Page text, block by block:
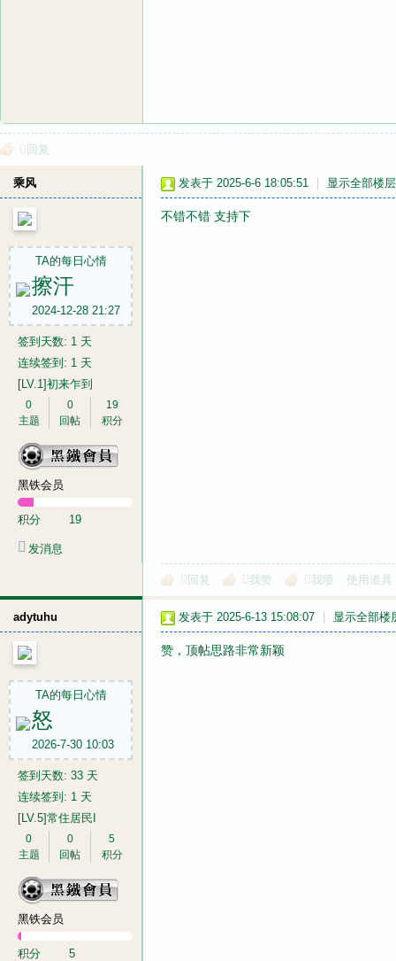
回复
乘风
TA的每日心情
擦汗
2024-12-28 21:27
签到天数: 1 天
连续签到: 1 天
[LV.1]初来乍到
0
主题
0
回帖
19
积分
黑铁会员
积分 19
发消息
发表于 2025-6-6 18:05:51 显示全部楼层
不错不错 支持下
回复 我赞 我喷 使用道具
adytuhu
TA的每日心情
怒
2026-7-30 10:03
签到天数: 33 天
连续签到: 1 天
[LV.5]常住居民I
0
主题
0
回帖
5
积分
黑铁会员
积分 5
发表于 2025-6-13 15:08:07 显示全部楼
赞，顶帖思路非常新颖